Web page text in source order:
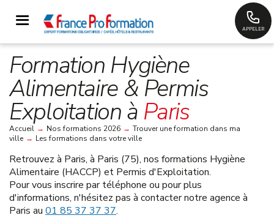
APPELER
Formation Hygiène
Alimentaire & Permis
Exploitation à Paris
Accueil → Nos formations 2026 → Trouver une formation dans ma
ville → Les formations dans votre ville
Retrouvez à Paris, à Paris (75), nos formations Hygiène
Alimentaire (HACCP) et Permis d'Exploitation.
Pour vous inscrire par téléphone ou pour plus
d'informations, n'hésitez pas à contacter notre agence à
Paris au 01 85 37 37 37.